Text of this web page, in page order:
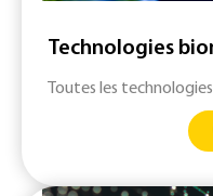
Technologies
Toutes les